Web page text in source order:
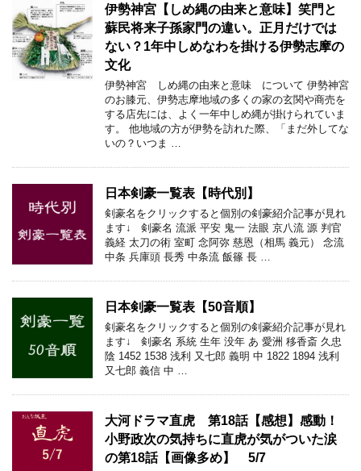
伊勢神宮【しめ縄の由来と意味】笑門と
蘇民将来子孫家門の違い。正月だけでは
ない？1年中しめなわを掛ける伊勢志摩の
文化
伊勢神宮 しめ縄の由来と意味 について 伊勢神宮
のお膝元、伊勢志摩地域の多くの家の玄関や商売を
する店先には、よく一年中しめ縄が掛けられていま
す。 他地域の方が伊勢を訪れた際、「まだ外してな
いの？いつま …
日本剣豪一覧表【時代別】
剣豪名をクリックすると個別の剣豪紹介記事が見れ
ます↓ 剣豪名 流派 平安 鬼一 法眼 京八流 源 判官
義経 太刀の術 室町 念阿弥 慈恩（相馬 義元） 念流
中条 兵庫頭 長秀 中条流 飯篠 長 …
日本剣豪一覧表【50音順】
剣豪名をクリックすると個別の剣豪紹介記事が見れ
ます↓ 剣豪名 系統 生年 没年 あ 愛洲 移香斎 久忠
陰 1452 1538 浅利 又七郎 義明 中 1822 1894 浅利
又七郎 義信 中 …
大河ドラマ直虎 第18話【感想】感動！
小野政次の気持ちに直虎が気がついた涙
の第18話【画像多め】 5/7